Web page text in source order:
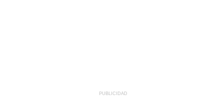
PUBLICIDAD